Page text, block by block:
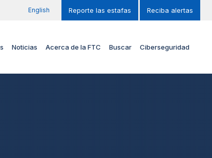
English Reporte las estafas Reciba alertas
Noticias Acerca de la FTC Buscar Ciberseguridad